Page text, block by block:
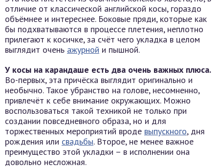
отличие от классической английской косы, гораздо
объёмнее и интереснее. Боковые пряди, которые как
бы подхватываются в процессе плетения, неплотно
прилегают к косичке, за счёт чего укладка в целом
выглядит очень ажурной и пышной.
У косы на карандаше есть два очень важных плюса.
Во-первых, эта причёска выглядит оригинально и
необычно. Такое убранство на голове, несомненно,
привлечёт к себе внимание окружающих. Можно
воспользоваться такой техникой не только при
создании повседневного образа, но и для
торжественных мероприятий вроде выпускного, дня
рождения или свадьбы. Второе, не менее важное
преимущество этой укладки – в исполнении она
довольно несложная.